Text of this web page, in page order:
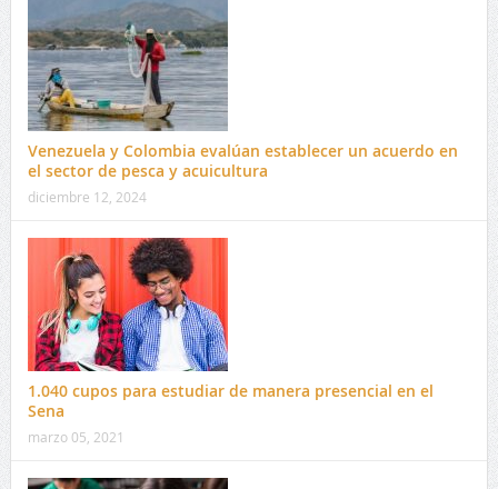
Venezuela y Colombia evalúan establecer un acuerdo en
el sector de pesca y acuicultura
diciembre 12, 2024
1.040 cupos para estudiar de manera presencial en el
Sena
marzo 05, 2021